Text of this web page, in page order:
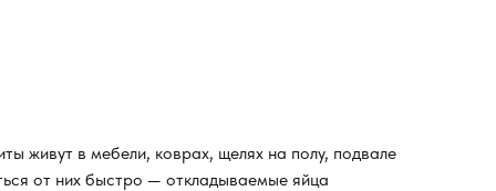
живут в мебели, коврах, щелях на полу, подвале
от них быстро — откладываемые яйца